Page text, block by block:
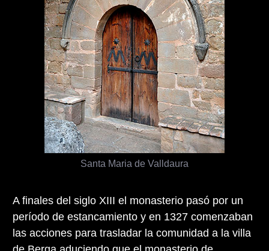
A finales del siglo XIII el monasterio pasó por un
período de estancamiento y en 1327 comenzaban
las acciones para trasladar la comunidad a la villa
Santa Maria de Valldaura